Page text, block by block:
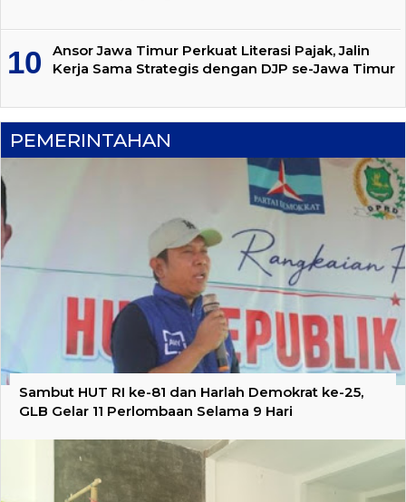
Ansor Jawa Timur Perkuat Literasi Pajak, Jalin
Kerja Sama Strategis dengan DJP se-Jawa Timur
PEMERINTAHAN
Sambut HUT RI ke-81 dan Harlah Demokrat ke-25,
GLB Gelar 11 Perlombaan Selama 9 Hari